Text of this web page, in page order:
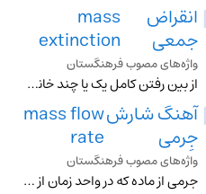
انقراض
جمعی
mass
extinction
واژه‌های مصوب فرهنگستان
از بین رفتن کامل یک یا چند خانواده از موجودات زنده
آهنگ شارش
جِرمی
mass flow
rate
واژه‌های مصوب فرهنگستان
جِرمی از ماده که در واحد زمان از سطح مشخصی می‌گذرد متـ . بده جِرمی